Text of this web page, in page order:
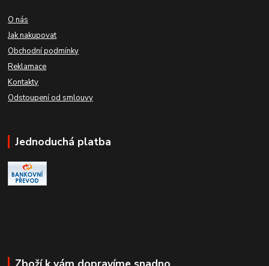
O nás
Jak nakupovat
Obchodní podmínky
Reklamace
Kontakty
Odstoupení od smlouvy
Jednoduchá platba